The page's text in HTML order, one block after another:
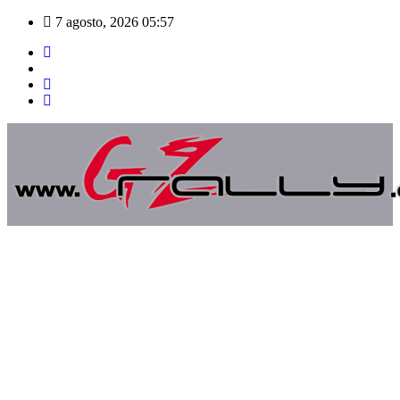
Saltar
contenido
7 agosto, 2026 05:57